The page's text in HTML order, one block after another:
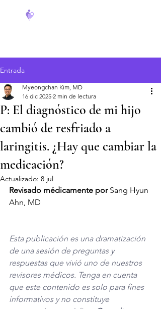
Entrada
P: El diagnóstico de mi hijo
cambió de resfriado a
laringitis. ¿Hay que cambiar la
medicación?
Myeongchan Kim, MD
16 dic 2025 2 min de lectura
Actualizado: 8 jul
Revisado médicamente por Sang Hyun
Ahn, MD
Esta publicación es una dramatización
de una sesión de preguntas y
respuestas que vivió uno de nuestros
revisores médicos. Tenga en cuenta
que este contenido es solo para fines
informativos y no constituye